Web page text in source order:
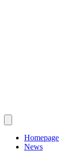
Homepage
News